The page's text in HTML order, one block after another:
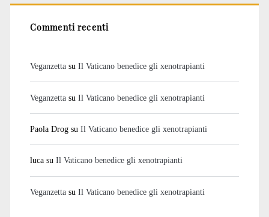
Commenti recenti
Veganzettasu Il Vaticano benedice gli xenotrapianti
Veganzettasu Il Vaticano benedice gli xenotrapianti
Paola Drogsu Il Vaticano benedice gli xenotrapianti
lucasu Il Vaticano benedice gli xenotrapianti
Veganzettasu Il Vaticano benedice gli xenotrapianti